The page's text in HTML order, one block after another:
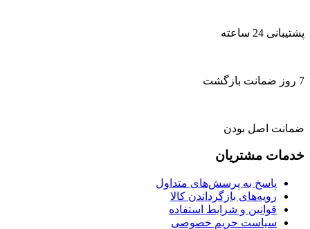
پشتیبانی 24 ساعته
7 روز ضمانت بازگشت
ضمانت اصل بودن
خدمات مشتریان
پاسخ به پرسش‌های متداول
رویه‌های بازگرداندن کالا
قوانین و شرایط استفاده
سیاست حریم خصوصی